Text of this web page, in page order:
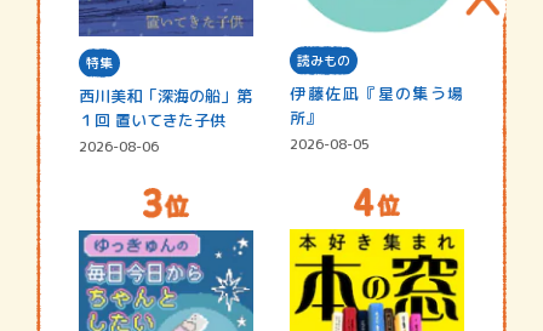
特集
西川美和「深海の船」第
１回 置いてきた子供
2026-08-06
読みもの
伊藤佐凪『星の集う場
所』
2026-08-05